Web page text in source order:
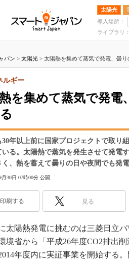
太陽光
導入場所：
ライブラリ：
パン > 太陽光 > 太陽熱を集めて蒸気で発電、曇り
を集めて蒸気で発電
ルギー
30年以上前に国家プロジェクトで取り
いる。太陽熱で蒸気を発生させて発電
、熱を蓄えて曇りの日や夜間でも発
月30日 07時00分 公開
印刷する 見る
太陽熱発電に挑むのは三菱日立
境省から「平成26年度CO2排出
年度内に実証事業を開始する